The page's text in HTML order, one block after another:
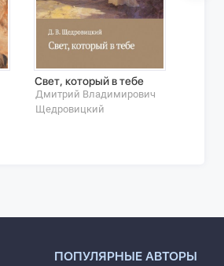
Свет, который в тебе
Дмитрий Владимирович
Щедровицкий
ПОПУЛЯРНЫЕ АВТОРЫ